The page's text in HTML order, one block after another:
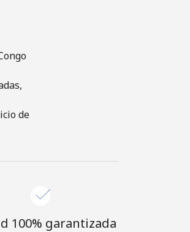
de
100% garantizada